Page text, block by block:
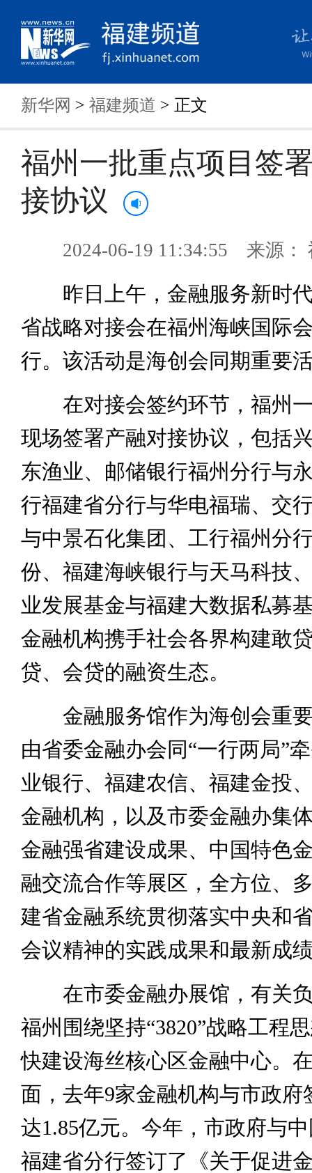
新华网 > 福建频道 > 正文
福州一批重点项目签
接协议
2024-06-19 11:34:55 来源：
昨日上午，金融服务新时代
省战略对接会在福州海峡国际
行。该活动是海创会同期重要
在对接会签约环节，福州一
现场签署产融对接协议，包括
东渔业、邮储银行福州分行与
行福建省分行与华电福瑞、交
与中景石化集团、工行福州分
份、福建海峡银行与天马科技
业发展基金与福建大数据私募
金融机构携手社会各界构建敢
贷、会贷的融资生态。
金融服务馆作为海创会重要
由省委金融办会同“一行两局”
业银行、福建农信、福建金投
金融机构，以及市委金融办集
金融强省建设成果、中国特色
融交流合作等展区，全方位、
建省金融系统贯彻落实中央和
会议精神的实践成果和最新成
在市委金融办展馆，有关负
福州围绕坚持“3820”战略工程
快建设海丝核心区金融中心。
面，去年9家金融机构与市政府
达1.85亿元。今年，市政府与
福建省分行签订了《关于促进